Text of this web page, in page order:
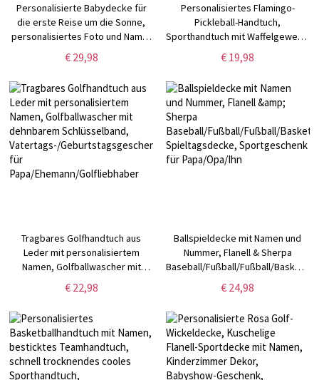
Personalisierte Babydecke für
die erste Reise um die Sonne,
personalisiertes Foto und Name,
Gedenkdecke zum Geburtstag,
Geschenk zur Babyshow,
Geschenk für Neugeborene/Baby
€ 29,98
Personalisiertes Flamingo-
Pickleball-Handtuch,
Sporthandtuch mit Waffelgewebe
und individuellem Namen,
hochsaugfähiges Handtuch mit
Hängeklammer, Geschenk für
Pickball-Liebhaber
€ 19,98
Tragbares Golfhandtuch aus
Leder mit personalisiertem
Namen, Golfballwascher mit
dehnbarem Schlüsselband,
Vatertags-/Geburtstagsgeschenk
für Papa/Ehemann/Golfliebhaber
€ 22,98
Ballspieldecke mit Namen und
Nummer, Flanell & Sherpa
Baseball/Fußball/Fußball/Basketball
Spieltagsdecke, Sportgeschenk
für Papa/Opa/Ihn
€ 24,98